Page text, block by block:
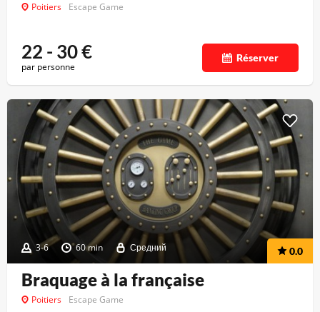
Poitiers Escape Game
22 - 30€
par personne
Réserver
3-6 60 min Средний 0.0
Braquage à la française
Poitiers Escape Game